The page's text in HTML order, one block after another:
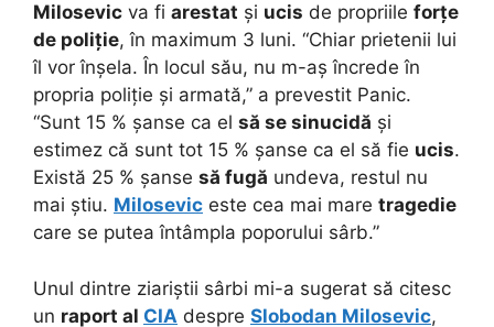
Milosevic va fi arestat și ucis de propriile forțe
de poliție, în maximum 3 luni. “Chiar prietenii lui
îl vor înșela. În locul său, nu m-aș încrede în
propria poliție și armată,” a prevestit Panic.
“Sunt 15 % șanse ca el să se sinucidă și
estimez că sunt tot 15 % șanse ca el să fie ucis.
Există 25 % șanse să fugă undeva, restul nu
mai știu. Milosevic este cea mai mare tragedie
care se putea întâmpla poporului sârb.”
Unul dintre ziariștii sârbi mi-a sugerat să citesc
un raport al CIA despre Slobodan Milosevic,